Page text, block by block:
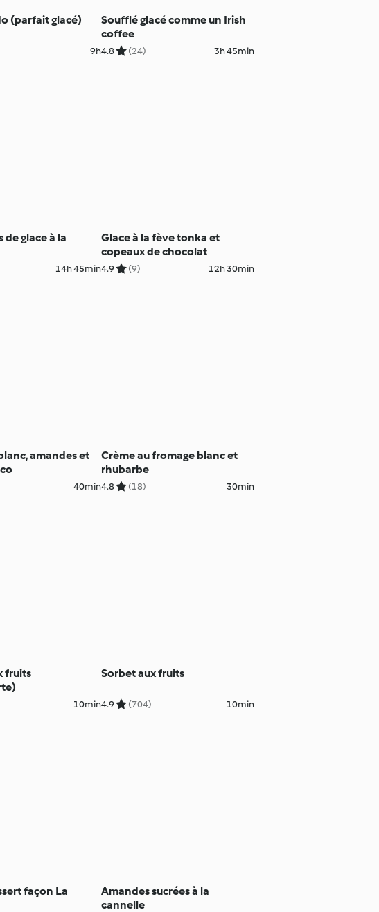
(parfait glacé)
9h
Soufflé glacé comme un Irish
coffee
4.8 (24) 3h 45min
de glace à la
14h 45min
Glace à la fève tonka et
copeaux de chocolat
4.9 (9) 12h 30min
amandes et
40min
Crème au fromage blanc et
rhubarbe
4.8 (18) 30min
fruits
10min
Sorbet aux fruits
4.9 (704) 10min
façon La
Amandes sucrées à la
cannelle